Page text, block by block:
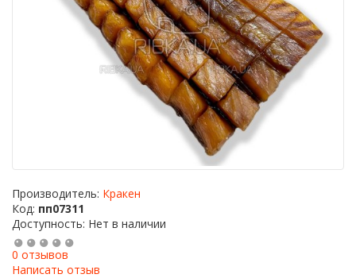
Производитель: Кракен
Код: пп07311
Доступность: Нет в наличии
0 отзывов
Написать отзыв